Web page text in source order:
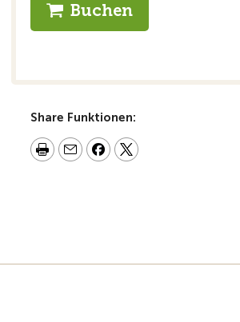
Buchen
Share Funktionen: